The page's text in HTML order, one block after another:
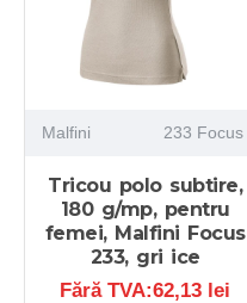
Malfini 233 Focus
Tricou polo subtire,
180 g/mp, pentru
femei, Malfini Focus
233, gri ice
Fără TVA:62,13 lei